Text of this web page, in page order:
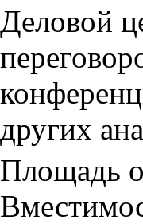
Деловой
других
Площадь